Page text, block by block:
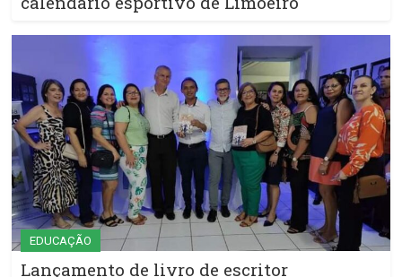
EDUCAÇÃO
Lançamento de livro de escritor